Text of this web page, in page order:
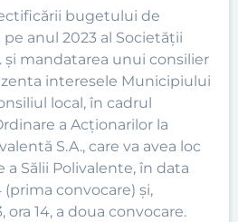
bugetului de
anul 2023 al Societății
și mandatarea unui consilier
interesele Municipiului
local, în cadrul
a Acționarilor la
S.A., care va avea loc
a Sălii Polivalente, în data
(prima convocare) și,
ora 14, a doua convocare.